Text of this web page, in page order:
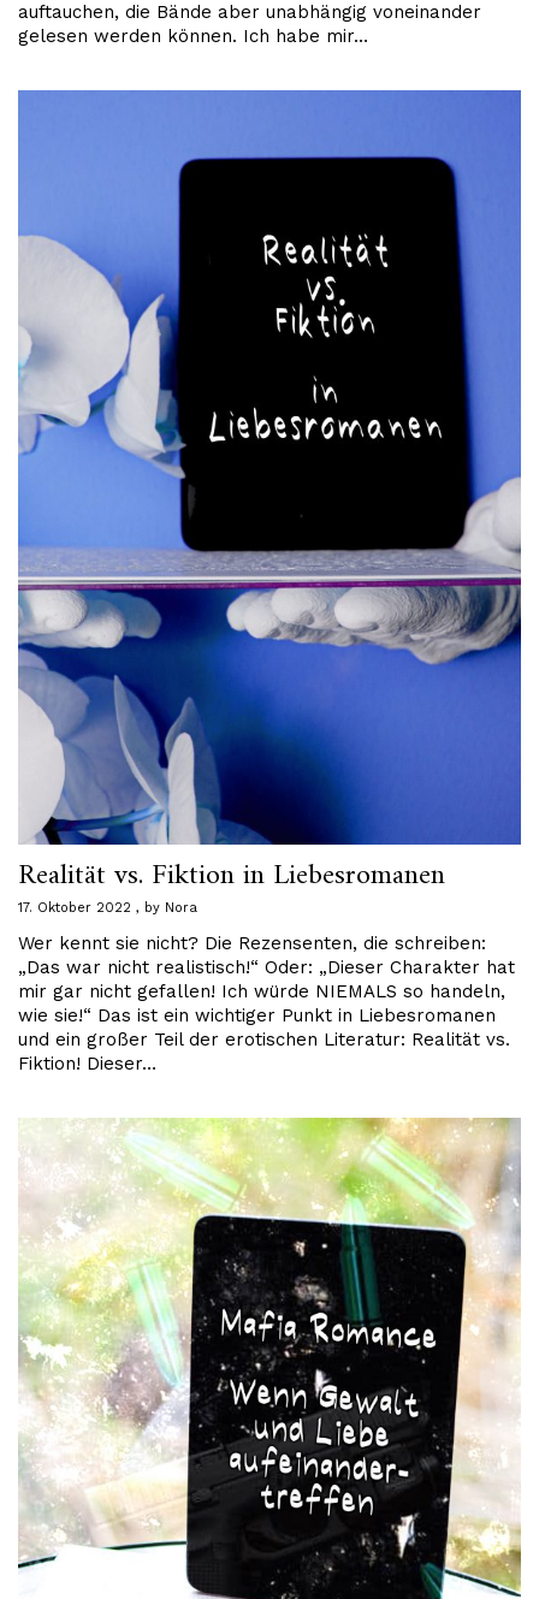
auftauchen, die Bände aber unabhängig voneinander
gelesen werden können. Ich habe mir…
Realität vs. Fiktion in Liebesromanen
17. Oktober 2022 by Nora
Wer kennt sie nicht? Die Rezensenten, die schreiben:
„Das war nicht realistisch!“ Oder: „Dieser Charakter hat
mir gar nicht gefallen! Ich würde NIEMALS so handeln,
wie sie!“ Das ist ein wichtiger Punkt in Liebesromanen
und ein großer Teil der erotischen Literatur: Realität vs.
Fiktion! Dieser…